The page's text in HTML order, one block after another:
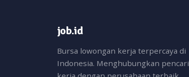
job.id
Bursa lowongan kerja terpercaya di
Indonesia. Menghubungkan pencari